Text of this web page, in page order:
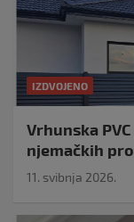
IZDVOJENO
Vrhunska
njemačkih
11. svibnja 2026.